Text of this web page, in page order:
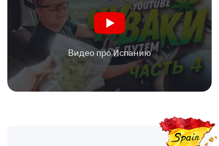
Видео про Испанию